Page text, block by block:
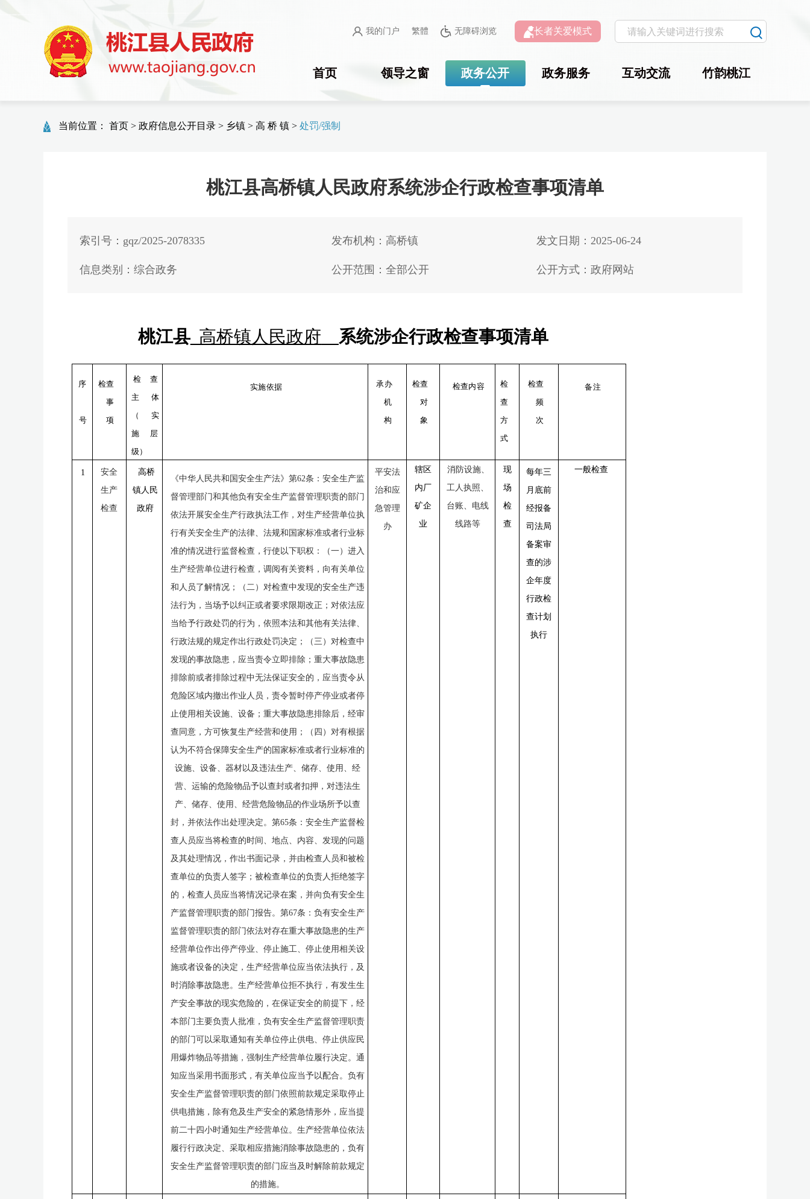
我的门户 繁體 无障碍浏览 长者关爱模式
首页 领导之窗 政务公开 政务服务 互动交流 竹韵桃江
当前位置： 首页 > 政府信息公开目录 > 乡镇 > 高 桥 镇 > 处罚/强制
桃江县高桥镇人民政府系统涉企行政检查事项清单
索引号：gqz/2025-2078335 发布机构：高桥镇 发文日期：2025-06-24
信息类别：综合政务 公开范围：全部公开 公开方式：政府网站
桃江县 高桥镇人民政府 系统涉企行政检查事项清单
序
号
检查
事
项
检查
主 体
（实
施 层
级）
实施依据 承办
机
构
检查
对
象
检查内容 检
查
方
式
检查
频
次
备注
1
安全
生产
检查
高桥
镇人民
政府
《中华人民共和国安全生产法》第62条：安全生产监
督管理部门和其他负有安全生产监督管理职责的部门
依法开展安全生产行政执法工作，对生产经营单位执
行有关安全生产的法律、法规和国家标准或者行业标
准的情况进行监督检查，行使以下职权：（一）进入
生产经营单位进行检查，调阅有关资料，向有关单位
和人员了解情况；（二）对检查中发现的安全生产违
法行为，当场予以纠正或者要求限期改正；对依法应
当给予行政处罚的行为，依照本法和其他有关法律、
行政法规的规定作出行政处罚决定；（三）对检查中
发现的事故隐患，应当责令立即排除；重大事故隐患
排除前或者排除过程中无法保证安全的，应当责令从
危险区域内撤出作业人员，责令暂时停产停业或者停
止使用相关设施、设备；重大事故隐患排除后，经审
查同意，方可恢复生产经营和使用；（四）对有根据
认为不符合保障安全生产的国家标准或者行业标准的
设施、设备、器材以及违法生产、储存、使用、经
营、运输的危险物品予以查封或者扣押，对违法生
产、储存、使用、经营危险物品的作业场所予以查
封，并依法作出处理决定。第65条：安全生产监督检
查人员应当将检查的时间、地点、内容、发现的问题
及其处理情况，作出书面记录，并由检查人员和被检
查单位的负责人签字；被检查单位的负责人拒绝签字
的，检查人员应当将情况记录在案，并向负有安全生
产监督管理职责的部门报告。第67条：负有安全生产
监督管理职责的部门依法对存在重大事故隐患的生产
经营单位作出停产停业、停止施工、停止使用相关设
施或者设备的决定，生产经营单位应当依法执行，及
时消除事故隐患。生产经营单位拒不执行，有发生生
产安全事故的现实危险的，在保证安全的前提下，经
本部门主要负责人批准，负有安全生产监督管理职责
的部门可以采取通知有关单位停止供电、停止供应民
用爆炸物品等措施，强制生产经营单位履行决定。通
知应当采用书面形式，有关单位应当予以配合。负有
安全生产监督管理职责的部门依照前款规定采取停止
供电措施，除有危及生产安全的紧急情形外，应当提
前二十四小时通知生产经营单位。生产经营单位依法
履行行政决定、采取相应措施消除事故隐患的，负有
安全生产监督管理职责的部门应当及时解除前款规定
的措施。
平安法
治和应
急管理
办
辖区
内厂
矿企
业
消防设施、
工人执照、
台账、电线
线路等
现
场
检
查
每年三
月底前
经报备
司法局
备案审
查的涉
企年度
行政检
查计划
执行
一般检查